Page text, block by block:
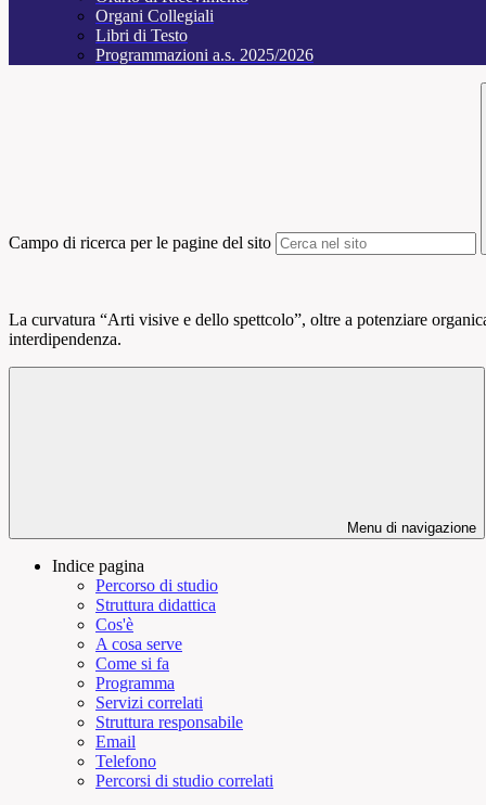
Organi Collegiali
Libri di Testo
Programmazioni a.s. 2025/2026
Campo di ricerca per le pagine del sito
La curvatura “Arti visive e dello spettcolo”, oltre a potenziare
interdipendenza.
Menu di navigazione
Indice pagina
Percorso di studio
Struttura didattica
Cos'è
A cosa serve
Come si fa
Programma
Servizi correlati
Struttura responsabile
Email
Telefono
Percorsi di studio correlati